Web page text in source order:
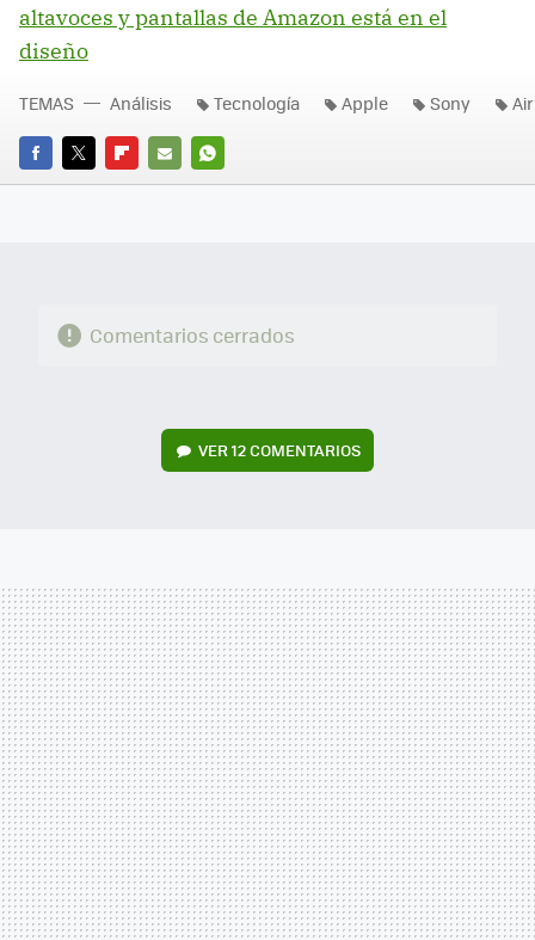
altavoces y pantallas de Amazon está en el
diseño
FACEBOOK
TWITTERFLIPBOARD
E-
WHATSAPP
TEMAS Análisis Tecnología Apple Sony
Comentarios cerrados
VER12 COMENTARIOS